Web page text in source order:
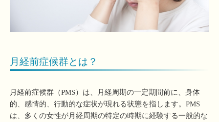
月経前症候群とは？
月経前症候群（PMS）は、月経周期の一定期間前に、身体
的、感情的、行動的な症状が現れる状態を指します。PMS
は、多くの女性が月経周期の特定の時期に経験する一般的な